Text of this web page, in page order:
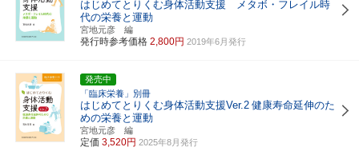
はじめてとりくむ身体活動支援 メタボ・フレイル時
代の栄養と運動
宮地元彦 編
発行時参考価格 2,800円 2019年6月発行
発売中
「臨床栄養」別冊
はじめてとりくむ身体活動支援Ver.2 健康寿命延伸のた
めの栄養と運動
宮地元彦 編
定価 3,520円 2025年8月発行